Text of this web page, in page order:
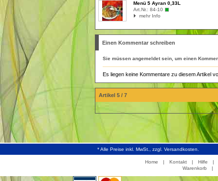
Menü 5 Ayran 0,33L
Art.Nr.: 84-10
mehr Info
Einen Kommentar schreiben
Sie müssen angemeldetsein, um einen
Es liegen keine Kommentare zu diesem Artikel
Artikel 5 / 7
* Alle Preise inkl. MwSt., zzgl. Versandkosten.
Home | Kontakt | Hilfe
|
Warenkorb
|